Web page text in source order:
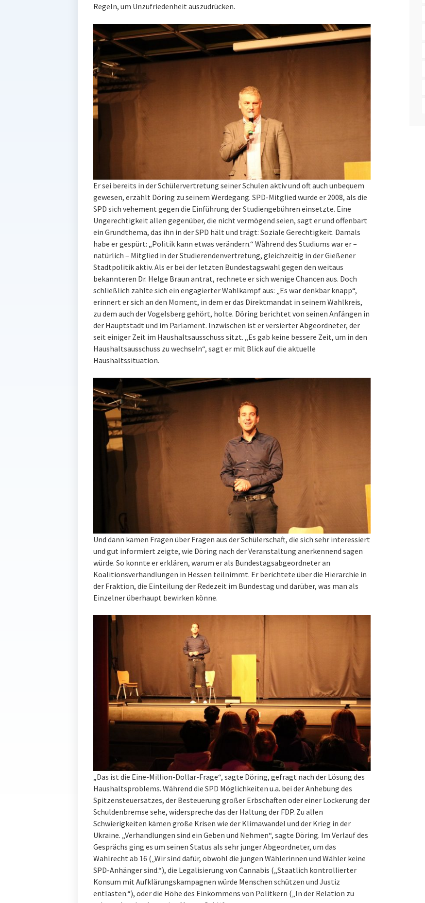
Regeln, um Unzufriedenheit auszudrücken.
Er sei bereits in der Schülervertretung seiner Schulen aktiv und oft auch unbequem
gewesen, erzählt Döring zu seinem Werdegang. SPD-Mitglied wurde er 2008, als die
SPD sich vehement gegen die Einführung der Studiengebühren einsetzte. Eine
Ungerechtigkeit allen gegenüber, die nicht vermögend seien, sagt er und offenbart
ein Grundthema, das ihn in der SPD hält und trägt: Soziale Gerechtigkeit. Damals
habe er gespürt: „Politik kann etwas verändern.“ Während des Studiums war er –
natürlich – Mitglied in der Studierendenvertretung, gleichzeitig in der Gießener
Stadtpolitik aktiv. Als er bei der letzten Bundestagswahl gegen den weitaus
bekannteren Dr. Helge Braun antrat, rechnete er sich wenige Chancen aus. Doch
schließlich zahlte sich ein engagierter Wahlkampf aus: „Es war denkbar knapp“,
erinnert er sich an den Moment, in dem er das Direktmandat in seinem Wahlkreis,
zu dem auch der Vogelsberg gehört, holte. Döring berichtet von seinen Anfängen in
der Hauptstadt und im Parlament. Inzwischen ist er versierter Abgeordneter, der
seit einiger Zeit im Haushaltsausschuss sitzt. „Es gab keine bessere Zeit, um in den
Haushaltsausschuss zu wechseln“, sagt er mit Blick auf die aktuelle
Haushaltssituation.
Und dann kamen Fragen über Fragen aus der Schülerschaft, die sich sehr interessiert
und gut informiert zeigte, wie Döring nach der Veranstaltung anerkennend sagen
würde. So konnte er erklären, warum er als Bundestagsabgeordneter an
Koalitionsverhandlungen in Hessen teilnimmt. Er berichtete über die Hierarchie in
der Fraktion, die Einteilung der Redezeit im Bundestag und darüber, was man als
Einzelner überhaupt bewirken könne.
„Das ist die Eine-Million-Dollar-Frage“, sagte Döring, gefragt nach der Lösung des
Haushaltsproblems. Während die SPD Möglichkeiten u.a. bei der Anhebung des
Spitzensteuersatzes, der Besteuerung großer Erbschaften oder einer Lockerung der
Schuldenbremse sehe, widerspreche das der Haltung der FDP. Zu allen
Schwierigkeiten kämen große Krisen wie der Klimawandel und der Krieg in der
Ukraine. „Verhandlungen sind ein Geben und Nehmen“, sagte Döring. Im Verlauf des
Gesprächs ging es um seinen Status als sehr junger Abgeordneter, um das
Wahlrecht ab 16 („Wir sind dafür, obwohl die jungen Wählerinnen und Wähler keine
SPD-Anhänger sind.“), die Legalisierung von Cannabis („Staatlich kontrollierter
Konsum mit Aufklärungskampagnen würde Menschen schützen und Justiz
entlasten.“), oder die Höhe des Einkommens von Politkern („In der Relation zu